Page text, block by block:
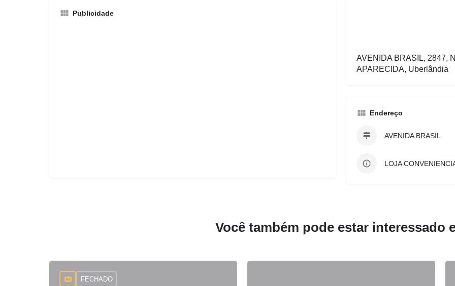
Publicidade
AVENIDA BRASIL, 2847,
APARECIDA, Uberlândia
Endereço
AVENIDA BRASIL
LOJA
Você também pode estar interessado
FECHADO